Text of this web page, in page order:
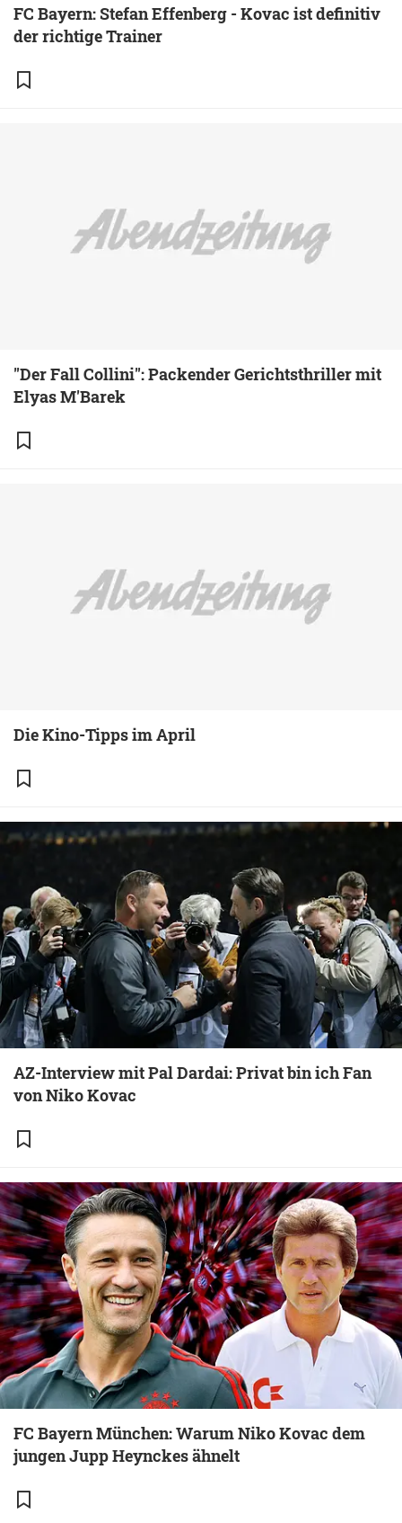
FC Bayern: Stefan Effenberg - Kovac ist definitiv
der richtige Trainer
"Der Fall Collini": Packender Gerichtsthriller mit
Elyas M'Barek
Die Kino-Tipps im April
AZ-Interview mit Pal Dardai: Privat bin ich Fan
von Niko Kovac
FC Bayern München: Warum Niko Kovac dem
jungen Jupp Heynckes ähnelt